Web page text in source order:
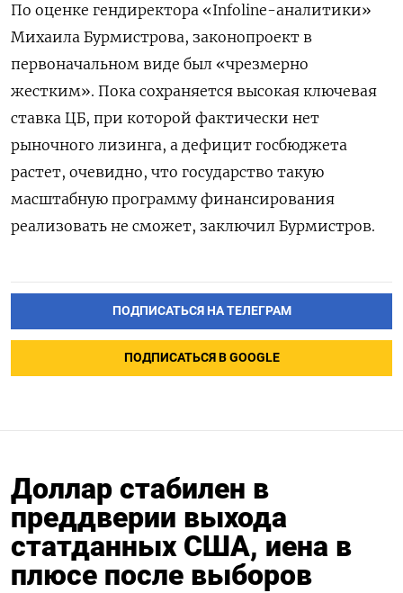
По оценке гендиректора «Infoline-аналитики»
Михаила Бурмистрова, законопроект в
первоначальном виде был «чрезмерно
жестким». Пока сохраняется высокая ключевая
ставка ЦБ, при которой фактически нет
рыночного лизинга, а дефицит госбюджета
растет, очевидно, что государство такую
масштабную программу финансирования
реализовать не сможет, заключил Бурмистров.
ПОДПИСАТЬСЯ НА ТЕЛЕГРАМ
ПОДПИСАТЬСЯ В GOOGLE
Доллар стабилен в
преддверии выхода
статданных США, иена в
плюсе после выборов